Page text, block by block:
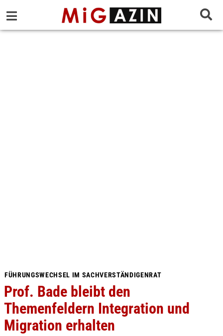
FÜHRUNGSWECHSEL IM SACHVERSTÄNDIGENRAT
Prof. Bade bleibt den
Themenfeldern Integration und
Migration erhalten